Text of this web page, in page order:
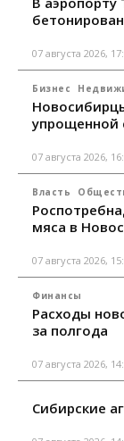
07 августа 2026,
Бизнес
упрощенной
07 августа 2026,
Власть
мяса в
07 августа 2026,
Финансы
Расходы
за полгода
07 августа 2026,
Сибирские